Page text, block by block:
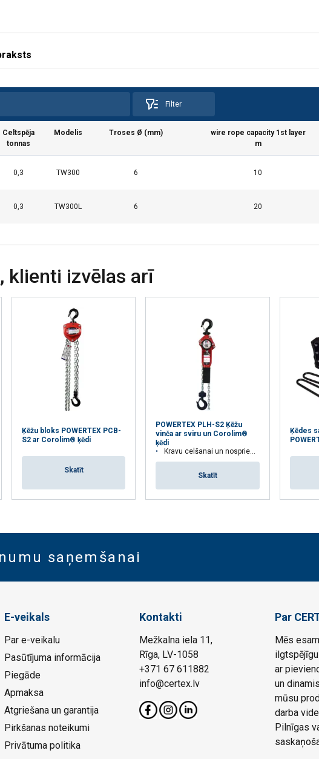
Filter
Celtspēja
tonnas
Modelis Troses Ø (mm)
wire rope capacity 1st layer
m
0,3 TW300 6 10
0,3 TW300L 6 20
klienti izvēlas arī
Ķēžu bloks POWERTEX PCB-
S2 ar Corolim® ķēdi
Skatīt
POWERTEX PLH-S2 Ķēžu
vinča ar sviru un Corolim®
ķēdi
Kravu celšanai un nospriegošanai
Skatīt
Ķēdes
saņemšanai
E-veikals
Par e-veikalu
Pasūtījuma informācija
Piegāde
Apmaksa
Atgriešana un garantija
Pirkšanas noteikumi
Privātuma politika
Kontakti
Mežkalna iela 11,
Rīga, LV-1058
+371 67 611882
info@certex.lv
Par
Mēs
ar
un
mūsu
darba
Pilnīgas
kopīgojam informāciju par to, kā jūs lietojat mūsu vietni ar mūsu reklāmas
kuri to var apvienot ar citu informāciju, ko esat viņiem sniedzis vai ko viņi ir
ATTEIKTIES NO VISIEM
RĀDĪT DETAĻAS